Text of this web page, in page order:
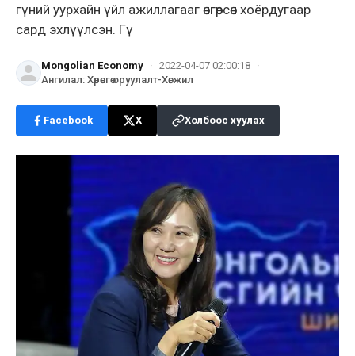
гүний уурхайн үйл ажиллагааг өнгөрсөн хоёрдугаар
сард эхлүүлсэн. Гү
Mongolian Economy · 2022-04-07 02:00:18 ·
Ангилал: Хөрөнгө оруулалт-Хөгжил
Facebook X Холбоос хуулах